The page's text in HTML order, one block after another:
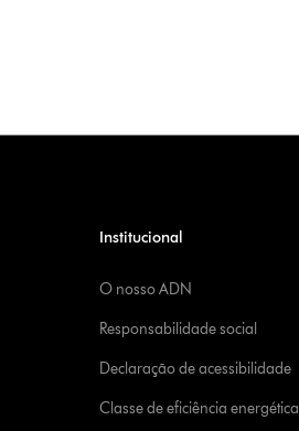
Institucional
O nosso ADN
Responsabilidade social
Declaração de acessibilidade
Classe de eficiência energética